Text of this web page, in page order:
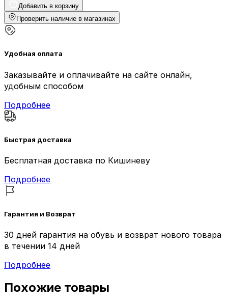
Добавить в корзину
Проверить наличие в магазинах
Удобная оплата
Заказывайте и оплачивайте на сайте онлайн,
удобным способом
Подробнее
Быстрая доставка
Бесплатная доставка по Кишиневу
Подробнее
Гарантия и Возврат
30 дней гарантия на обувь и возврат нового товара
в течении 14 дней
Подробнее
Похожие товары